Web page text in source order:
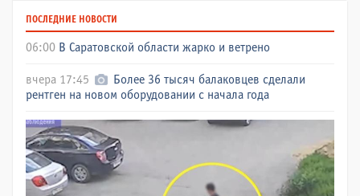
ПОСЛЕДНИЕ НОВОСТИ
06:00 В Саратовской области жарко и ветрено
вчера 17:45
Более 36 тысяч балаковцев сделали
рентген на новом оборудовании с начала года